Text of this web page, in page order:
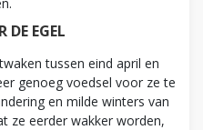
DE EGEL
tussen eind april en
genoeg voedsel voor ze te
en milde winters van
ze eerder wakker worden,